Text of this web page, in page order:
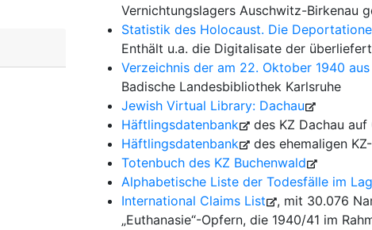
Vernichtungslagers Auschwitz-Birkenau
Statistik des Holocaust. Die
Enthält u.a. die Digitalisate der
Verzeichnis der am 22. Oktober 1940
Badische Landesbibliothek Karlsruhe
Jewish Virtual Library: Dachau
Häftlingsdatenbank
des KZ Dachau
Häftlingsdatenbank
des ehemaligen
Totenbuch des KZ Buchenwald
Alphabetische Liste der Todesfälle im
International Claims List
, mit 30.076
„Euthanasie“-Opfern, die 1940/41 im